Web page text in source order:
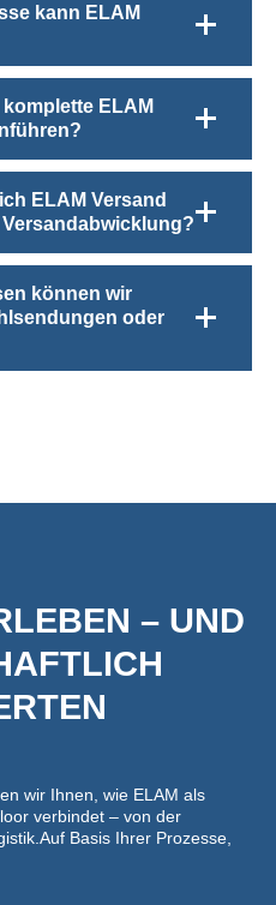
kann ELAM
ELAM
ELAM Versand
können wir
oder
– UND
wir Ihnen, wie ELAM als
verbindet – von der
Basis Ihrer Prozesse,